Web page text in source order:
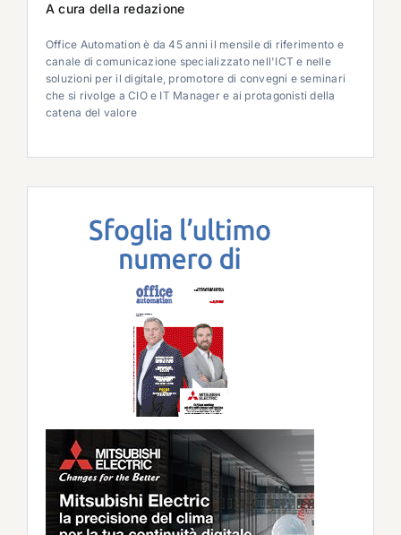
A cura della redazione
Office Automation è da 45 anni il mensile di riferimento e
canale di comunicazione specializzato nell'ICT e nelle
soluzioni per il digitale, promotore di convegni e seminari
che si rivolge a CIO e IT Manager e ai protagonisti della
catena del valore